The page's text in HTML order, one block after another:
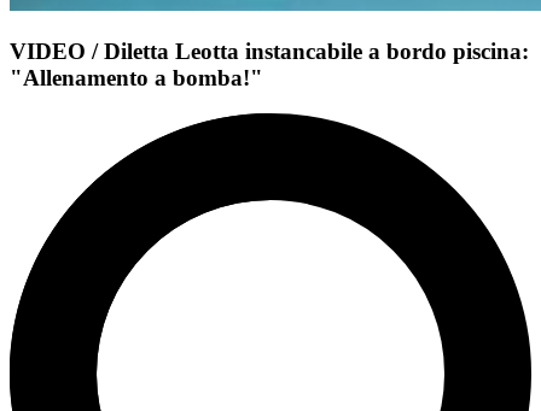
VIDEO / Diletta Leotta instancabile a bordo piscina:
"Allenamento a bomba!"